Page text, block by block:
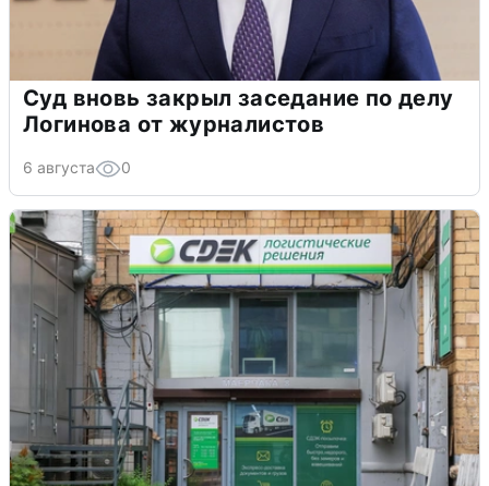
Суд вновь закрыл заседание по делу
Логинова от журналистов
6 августа 0